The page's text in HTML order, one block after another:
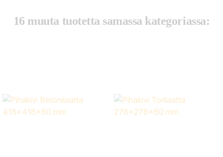
16 muuta tuotetta samassa kategoriassa: